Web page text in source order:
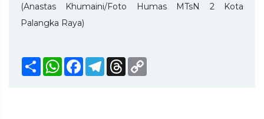
(Anastas Khumaini/Foto Humas MTsN 2 Kota
Palangka Raya)
ShareWhatsApp
FacebookTelegram
Threads